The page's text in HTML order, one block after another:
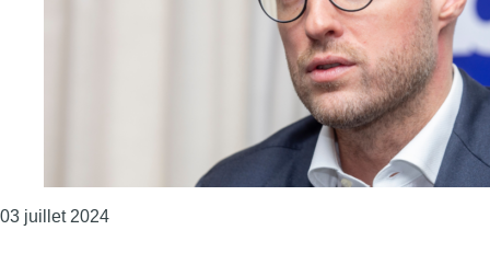
03 juillet 2024Consulter l'article "Gouvernement bruxellois :